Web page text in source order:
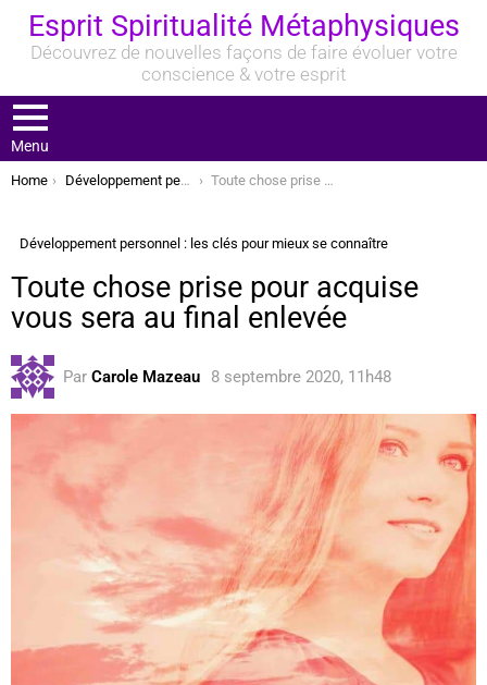
Esprit Spiritualité Métaphysiques
Découvrez de nouvelles façons de faire évoluer votre
conscience & votre esprit
Menu
You are here:
Home Développement personnel : les clés pour mieux se connaître Toute chose prise pour acquise vous sera au final enlevée
Développement personnel : les clés pour mieux se connaître
Toute chose prise pour acquise
vous sera au final enlevée
Par Carole Mazeau 8 septembre 2020, 11h48